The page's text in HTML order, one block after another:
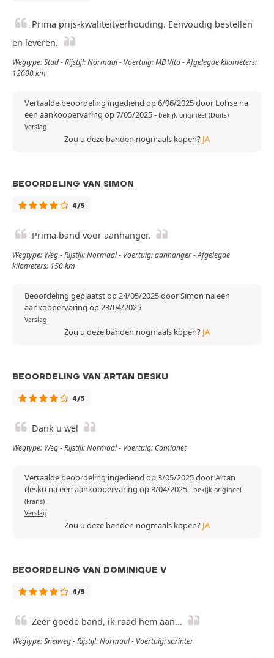
Prima prijs-kwaliteitverhouding. Eenvoudig bestellen
en leveren.
Wegtype: Stad - Rijstijl: Normaal - Voertuig: MB Vito - Afgelegde kilometers:
12000 km
Vertaalde beoordeling ingediend op 6/06/2025 door Lohse na
een aankoopervaring op 7/05/2025- bekijk origineel (Duits)
Verslag
Zou u deze banden nogmaals kopen? JA
BEOORDELING VAN SIMON
4/5
Prima band voor aanhanger.
Wegtype: Weg - Rijstijl: Normaal - Voertuig: aanhanger - Afgelegde
kilometers: 150 km
Beoordeling geplaatst op 24/05/2025 door Simon na een
aankoopervaring op 23/04/2025
Verslag
Zou u deze banden nogmaals kopen? JA
BEOORDELING VAN ARTAN DESKU
4/5
Dank u wel
Wegtype: Weg - Rijstijl: Normaal - Voertuig: Camionet
Vertaalde beoordeling ingediend op 3/05/2025 door Artan
desku na een aankoopervaring op 3/04/2025- bekijk origineel
(Frans)
Verslag
Zou u deze banden nogmaals kopen? JA
BEOORDELING VAN DOMINIQUE V
4/5
Zeer goede band, ik raad hem aan...
Wegtype: Snelweg - Rijstijl: Normaal - Voertuig: sprinter